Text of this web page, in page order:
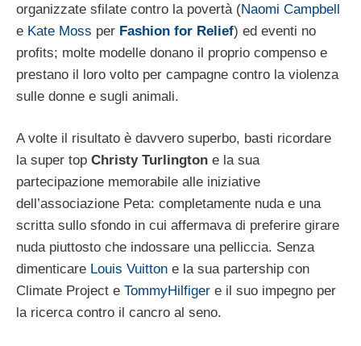
organizzate sfilate contro la povertà (Naomi Campbell
e Kate Moss per Fashion for Relief) ed eventi no
profits; molte modelle donano il proprio compenso e
prestano il loro volto per campagne contro la violenza
sulle donne e sugli animali.
A volte il risultato è davvero superbo, basti ricordare
la super top Christy Turlington e la sua
partecipazione memorabile alle iniziative
dell’associazione Peta: completamente nuda e una
scritta sullo sfondo in cui affermava di preferire girare
nuda piuttosto che indossare una pelliccia. Senza
dimenticare Louis Vuitton e la sua partership con
Climate Project e TommyHilfiger e il suo impegno per
la ricerca contro il cancro al seno.